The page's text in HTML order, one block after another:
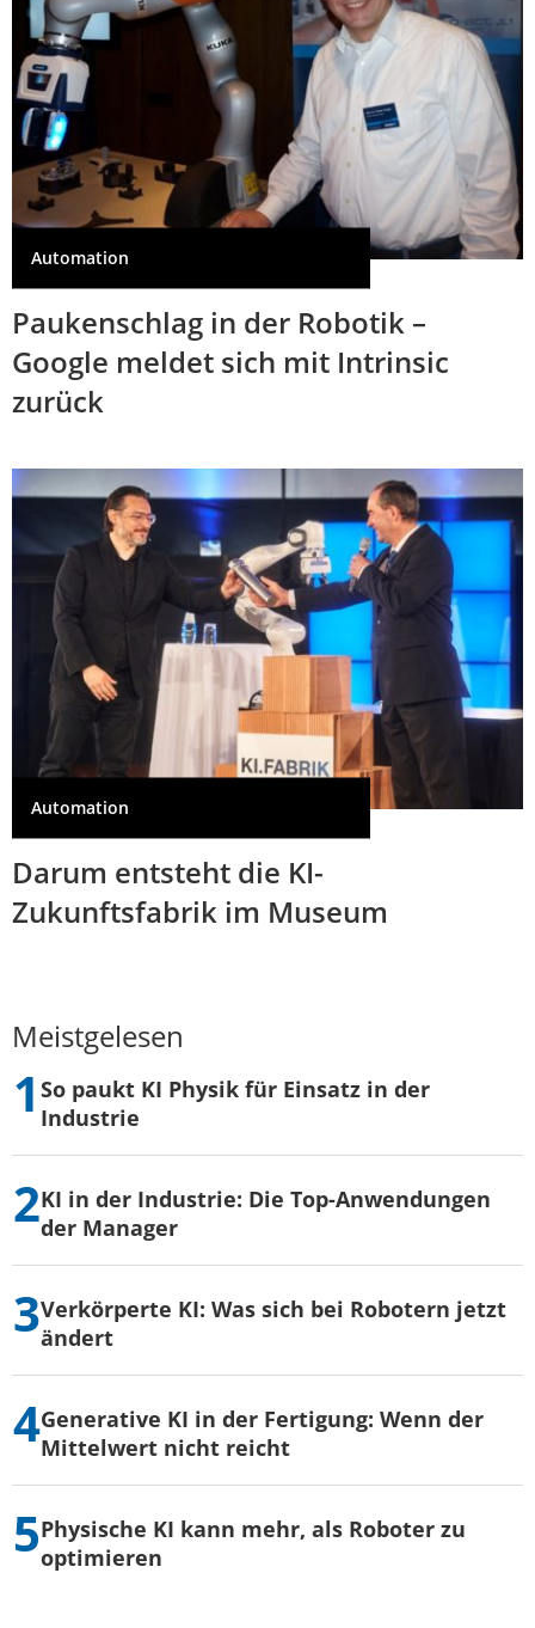
Automation
Paukenschlag in der Robotik –
Google meldet sich mit Intrinsic
zurück
Automation
Darum entsteht die KI-
Zukunftsfabrik im Museum
Meistgelesen
So paukt KI Physik für Einsatz in der
Industrie
KI in der Industrie: Die Top-Anwendungen
der Manager
Verkörperte KI: Was sich bei Robotern jetzt
ändert
Generative KI in der Fertigung: Wenn der
Mittelwert nicht reicht
Physische KI kann mehr, als Roboter zu
optimieren